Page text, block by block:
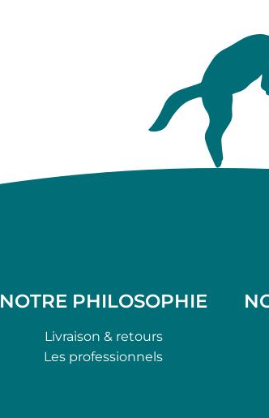
NOTRE PHILOSOPHIE
Livraison & retours
Les professionnels